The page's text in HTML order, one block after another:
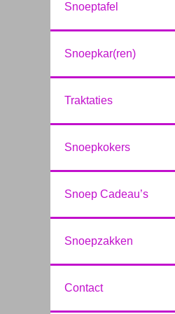
Snoeptafel
Snoepkar(ren)
Traktaties
Snoepkokers
Snoep Cadeau’s
Snoepzakken
Contact